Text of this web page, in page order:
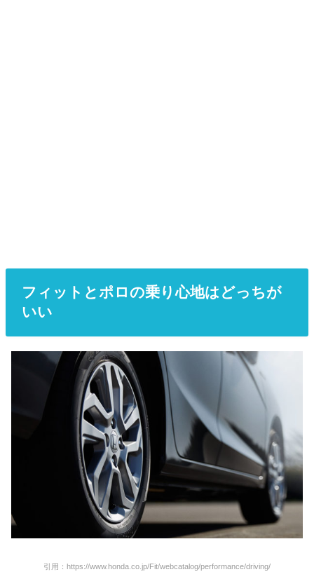
フィットとポロの乗り心地はどっちが
いい
引用：https://www.honda.co.jp/Fit/webcatalog/performance/driving/